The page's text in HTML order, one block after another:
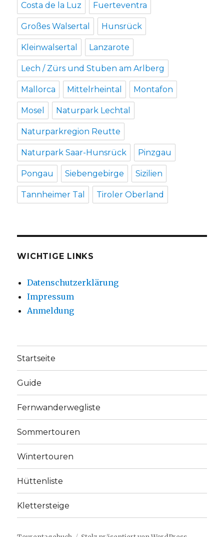
Costa de la Luz Fuerteventra
Großes Walsertal Hunsrück
Kleinwalsertal Lanzarote
Lech / Zürs und Stuben am Arlberg
Mallorca Mittelrheintal Montafon
Mosel Naturpark Lechtal
Naturparkregion Reutte
Naturpark Saar-Hunsrück Pinzgau
Pongau Siebengebirge Sizilien
Tannheimer Tal Tiroler Oberland
WICHTIGE LINKS
Datenschutzerklärung
Impressum
Anmeldung
Startseite
Guide
Fernwanderwegliste
Sommertouren
Wintertouren
Hüttenliste
Klettersteige